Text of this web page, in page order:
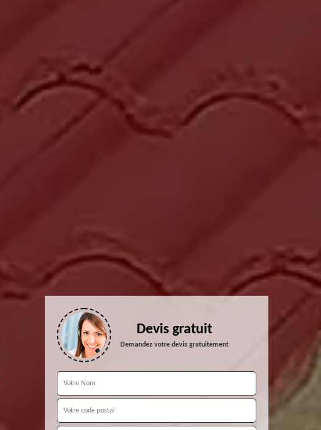
Devis gratuit
Demandez votre devis gratuitement